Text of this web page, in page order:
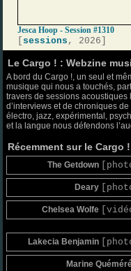
Jesca Hoop - Session #1310
sessions , 2026]
Le Cargo ! : Webzine
A bord du Cargo !, un seul et
musique qui nous a touchés,
travers de sessions
d’interviews et de chroniques
électro, jazz, expérimental,
et la langue nous défendons
Récemment sur le Cargo !
The Getdown
Deary
Chelsea Wolfe
Lakecia Benjamin
Marine